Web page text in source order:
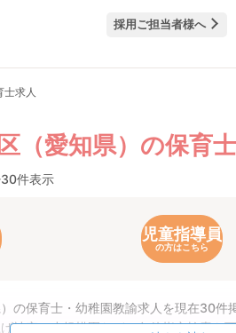
採用ご担当者様へ
士求人
（愛知県）の保育
件表示
児童指導員
の方はこちら
の保育士・幼稚園教諭求人を現在30件
社宅／小規模園などの条件指定検索も